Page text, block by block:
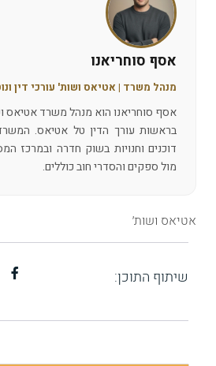
אסף סוחריאנו
מנהל משרד | אטיאס ושות' עורכי דין
אסף סוחריאנו הוא מנהל משרד אטיאס
בראשות עורך הדין טל אטיאס.
דוכנים וחנויות בשוק חדרה ובמרכז
מול ספקים והסדרי חוב כוללים.
אטיאס ושות׳
שיתוף התוכן: